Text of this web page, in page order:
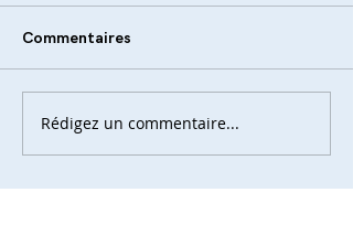
Commentaires
Rédigez un commentaire...